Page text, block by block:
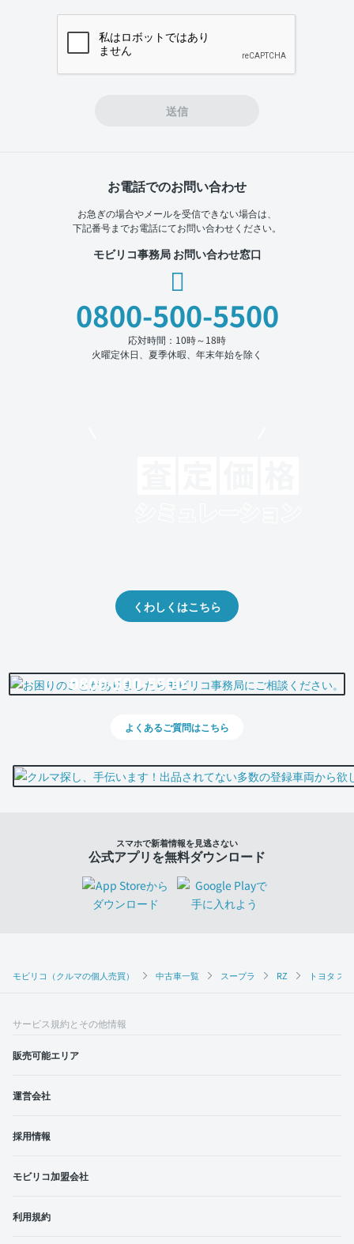
モビリコ（クルマの個人売買） 中古車一覧 スープラ RZ トヨタ ス
送信
お電話でのお問い合わせ
お急ぎの場合やメールを受信できない場合は、
下記番号までお電話にてお問い合わせください。
モビリコ事務局 お問い合わせ窓口
0800-500-5500
応対時間：10時～18時
火曜定休日、夏季休暇、年末年始を除く
くわしくはこちら
0800-500-5500
よくあるご質問はこちら
スマホで新着情報を見逃さない
公式アプリを無料ダウンロード
サービス規約とその他情報
販売可能エリア
運営会社
採用情報
モビリコ加盟会社
利用規約